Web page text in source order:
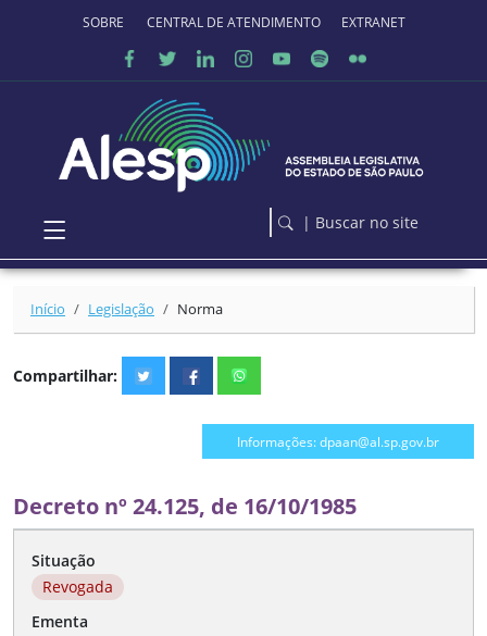
Ir para o conteúdo principal
SOBRE O PORTALCENTRAL DE ATENDIMENTO EXTRANET
| Buscar no site
Início Legislação Norma
Compartilhar:
Informações: dpaan@al.sp.gov.br
Decreto nº 24.125, de 16/10/1985
Situação
Revogada
Ementa